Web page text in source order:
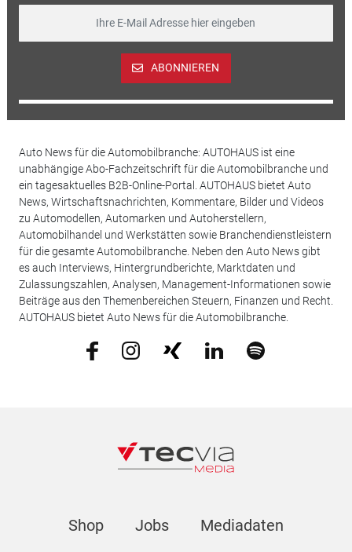
ABONNIEREN
Auto News für die Automobilbranche: AUTOHAUS ist eine
unabhängige Abo-Fachzeitschrift für die Automobilbranche und
ein tagesaktuelles B2B-Online-Portal. AUTOHAUS bietet Auto
News, Wirtschaftsnachrichten, Kommentare, Bilder und Videos
zu Automodellen, Automarken und Autoherstellern,
Automobilhandel und Werkstätten sowie Branchendienstleistern
für die gesamte Automobilbranche. Neben den Auto News gibt
es auch Interviews, Hintergrundberichte, Marktdaten und
Zulassungszahlen, Analysen, Management-Informationen sowie
Beiträge aus den Themenbereichen Steuern, Finanzen und Recht.
AUTOHAUS bietet Auto News für die Automobilbranche.
Shop Jobs Mediadaten